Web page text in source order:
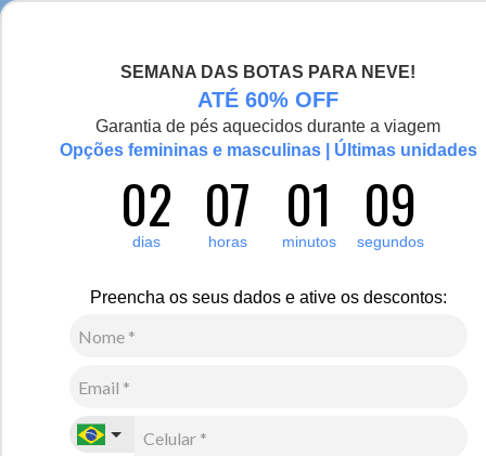
SEMANA DAS BOTAS PARA NEVE!
ATÉ 60% OFF
Garantia de pés aquecidos durante a viagem
Opções femininas e masculinas | Últimas unidades
02
dias 07
horas 01
minutos 09
segundos
Preencha os seus dados e ative os descontos:
Vídeo
Acessórios Gorros
Avaliações
Laranja